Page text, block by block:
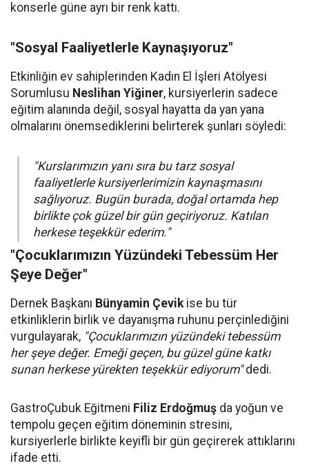
konserle güne ayrı bir renk kattı.
"Sosyal Faaliyetlerle Kaynaşıyoruz"
Etkinliğin ev sahiplerinden Kadın El İşleri Atölyesi
Sorumlusu Neslihan Yiğiner, kursiyerlerin sadece
eğitim alanında değil, sosyal hayatta da yan yana
olmalarını önemsediklerini belirterek şunları söyledi:
"Kurslarımızın yanı sıra bu tarz sosyal
faaliyetlerle kursiyerlerimizin kaynaşmasını
sağlıyoruz. Bugün burada, doğal ortamda hep
birlikte çok güzel bir gün geçiriyoruz. Katılan
herkese teşekkür ederim."
"Çocuklarımızın Yüzündeki Tebessüm Her
Şeye Değer"
Dernek Başkanı Bünyamin Çevikise bu tür
etkinliklerin birlik ve dayanışma ruhunu perçinlediğini
vurgulayarak, "Çocuklarımızın yüzündeki tebessüm
her şeye değer. Emeği geçen, bu güzel güne katkı
sunan herkese yürekten teşekkür ediyorum"dedi.
GastroÇubuk Eğitmeni Filiz Erdoğmuş da yoğun ve
tempolu geçen eğitim döneminin stresini,
kursiyerlerle birlikte keyifli bir gün geçirerek attıklarını
ifade etti.